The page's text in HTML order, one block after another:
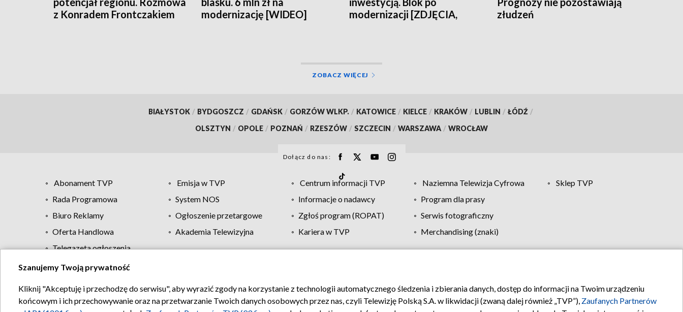
z Konradem Frontczakiem
modernizację [WIDEO]
modernizacji [ZDJĘCIA,
złudzeń
ZOBACZ WIĘCEJ
BIAŁYSTOK / BYDGOSZCZ / GDAŃSK / GORZÓW WLKP. / KATOWICE / KIELCE / KRAKÓW / LUBLIN / ŁÓDŹ /
OLSZTYN / OPOLE / POZNAŃ / RZESZÓW / SZCZECIN / WARSZAWA / WROCŁAW
Dołącz do nas:
Abonament TVP Emisja w TVP Centrum informacji TVP Naziemna Telewizja Cyfrowa
Sklep TVP
Rada Programowa
System NOS Informacje o nadawcy
Program dla prasy
Biuro Reklamy
Ogłoszenie przetargowe Zgłoś program (ROPAT)
Serwis fotograficzny
Oferta Handlowa
Akademia Telewizyjna Kariera w TVP
Merchandising (znaki)
Telegazeta ogłoszenia
Regulamin TVP Polityka prywatności Moje zgody Pomoc Biuro reklamy Kontakt
Szanujemy Twoją prywatność
Kliknij "Akceptuję i przechodzę do serwisu", aby wyrazić zgody na korzystanie z technologii automatycznego śledzenia i zbierania danych, dostęp do informacji na Twoim urządzeniu
końcowym i ich przechowywanie oraz na przetwarzanie Twoich danych osobowych przez nas, czyli Telewizję Polską S.A. w likwidacji (zwaną dalej również „TVP”), Zaufanych Partnerów